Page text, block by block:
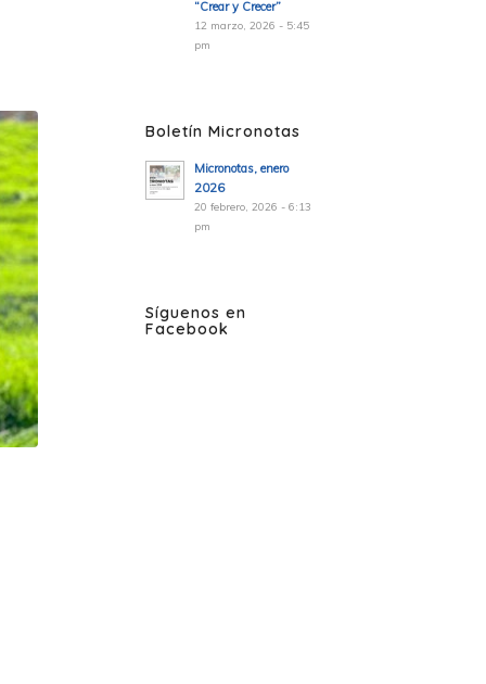
“Crear y Crecer”
12 marzo, 2026 - 5:45
pm
Boletín Micronotas
Micronotas, enero
2026
20 febrero, 2026 - 6:13
pm
Síguenos en
Facebook